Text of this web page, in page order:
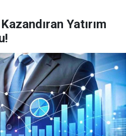
Yatırım